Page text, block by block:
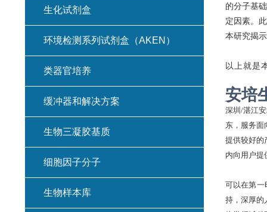
的分子基
定因素。
本研究揭
以上就是
安培
深圳/湛江
东，服务面
提供较好的
内向用户提
可以在第
持，深厚的
生化试剂盒
环境检测系列试剂盒（AKEN）
类器官培养
缓冲器和解决方案
生物三凝胶基质
细胞因子分子
生物样本库